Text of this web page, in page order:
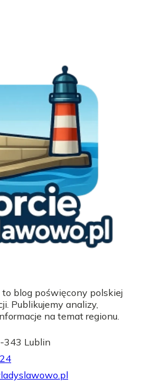
blog poświęcony polskiej
Publikujemy analizy,
na temat regionu.
343 Lublin